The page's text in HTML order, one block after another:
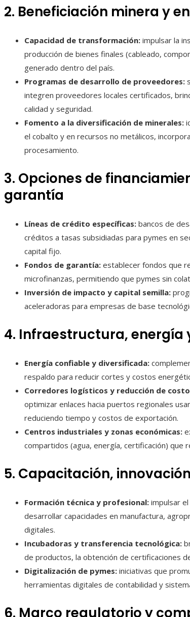
2. Beneficiación minera y
Capacidad de transformación: impulsar la
producción de bienes finales (cableado,
generado dentro del país.
Programas de desarrollo de proveedores:
integren proveedores locales certificados,
calidad y seguridad.
Fomento a la diversificación de minerales:
el cobalto y en recursos no metálicos,
procesamiento.
3. Opciones de
garantía
Líneas de crédito específicas: bancos de
créditos a tasas subsidiadas para pymes en
capital fijo.
Fondos de garantía: establecer fondos que
microfinanzas, permitiendo que pymes sin
Inversión de impacto y capital semilla:
aceleradoras para empresas de base
4. Infraestructura, energía
Energía confiable y diversificada:
respaldo para reducir cortes y costos
Corredores logísticos y reducción de
optimizar enlaces hacia puertos regionales
reduciendo tiempo y costos de exportación.
Centros industriales y zonas económicas:
compartidos (agua, energía, certificación) que
5. Capacitación,
Formación técnica y profesional: impulsar
desarrollar capacidades en manufactura,
digitales.
Incubadoras y transferencia tecnológica:
de productos, la obtención de certificaciones
Digitalización de pymes: iniciativas que
herramientas digitales de contabilidad y
6. Marco regulatorio y